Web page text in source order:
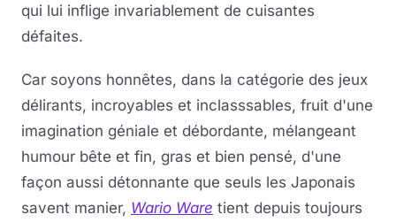
qui lui inflige invariablement de cuisantes
défaites.
Car soyons honnêtes, dans la catégorie des jeux
délirants, incroyables et inclasssables, fruit d'une
imagination géniale et débordante, mélangeant
humour bête et fin, gras et bien pensé, d'une
façon aussi détonnante que seuls les Japonais
savent manier, Wario Ware tient depuis toujours